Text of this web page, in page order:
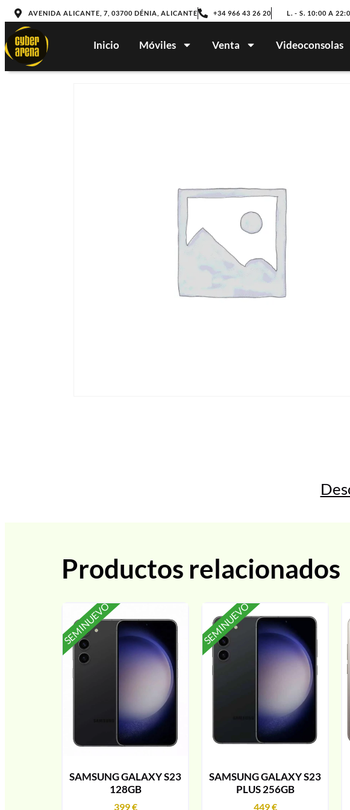
AVENIDA ALICANTE, 7, 03700 DÉNIA, ALICANTE +34 966 43 26 20 L. - S. 10:00 A
Inicio Móviles Venta Videoconsolas
Productos relacionados
SEMINUEVO
SAMSUNG GALAXY S23
128GB
399€
SEMINUEVO
SAMSUNG GALAXY S23
PLUS 256GB
449€